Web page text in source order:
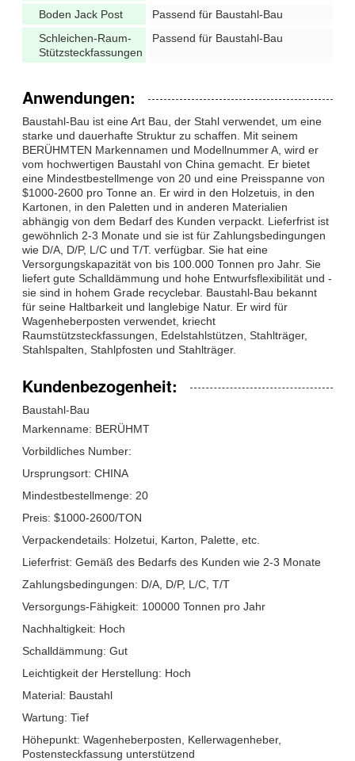
Boden Jack Post
Passend für Baustahl-Bau
Schleichen-Raum-
Stützsteckfassungen
Passend für Baustahl-Bau
Anwendungen:
Baustahl-Bau ist eine Art Bau, der Stahl verwendet, um eine
starke und dauerhafte Struktur zu schaffen. Mit seinem
BERÜHMTEN Markennamen und Modellnummer A, wird er
vom hochwertigen Baustahl von China gemacht. Er bietet
eine Mindestbestellmenge von 20 und eine Preisspanne von
$1000-2600 pro Tonne an. Er wird in den Holzetuis, in den
Kartonen, in den Paletten und in anderen Materialien
abhängig von dem Bedarf des Kunden verpackt. Lieferfrist ist
gewöhnlich 2-3 Monate und sie ist für Zahlungsbedingungen
wie D/A, D/P, L/C und T/T. verfügbar. Sie hat eine
Versorgungskapazität von bis 100.000 Tonnen pro Jahr. Sie
liefert gute Schalldämmung und hohe Entwurfsflexibilität und -
sie sind in hohem Grade recyclebar. Baustahl-Bau bekannt
für seine Haltbarkeit und langlebige Natur. Er wird für
Wagenheberposten verwendet, kriecht
Raumstützsteckfassungen, Edelstahlstützen, Stahlträger,
Stahlspalten, Stahlpfosten und Stahlträger.
Kundenbezogenheit:
Baustahl-Bau
Markenname: BERÜHMT
Vorbildliches Number:
Ursprungsort: CHINA
Mindestbestellmenge: 20
Preis: $1000-2600/TON
Verpackendetails: Holzetui, Karton, Palette, etc.
Lieferfrist: Gemäß des Bedarfs des Kunden wie 2-3 Monate
Zahlungsbedingungen: D/A, D/P, L/C, T/T
Versorgungs-Fähigkeit: 100000 Tonnen pro Jahr
Nachhaltigkeit: Hoch
Schalldämmung: Gut
Leichtigkeit der Herstellung: Hoch
Material: Baustahl
Wartung: Tief
Höhepunkt: Wagenheberposten, Kellerwagenheber,
Postensteckfassung unterstützend